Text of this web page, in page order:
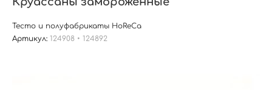
Тесто и полуфабрикаты HoReCa
Артикул: 124908 • 124892